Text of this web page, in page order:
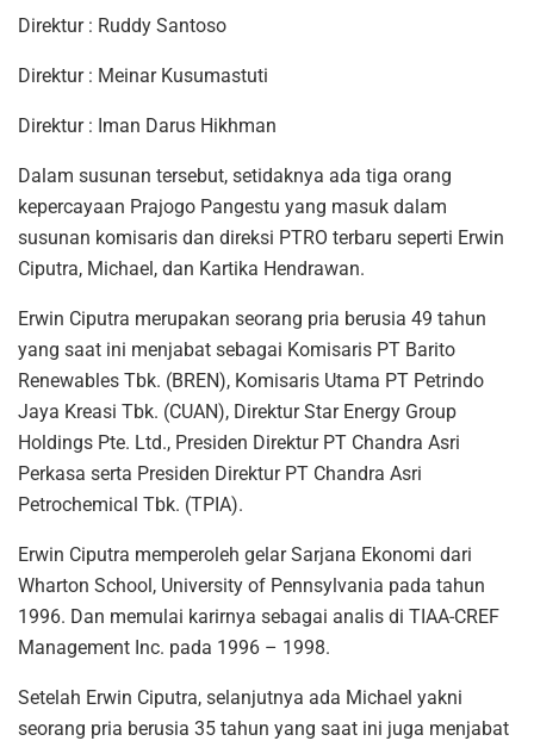
Direktur : Ruddy Santoso
Direktur : Meinar Kusumastuti
Direktur : Iman Darus Hikhman
Dalam susunan tersebut, setidaknya ada tiga orang
kepercayaan Prajogo Pangestu yang masuk dalam
susunan komisaris dan direksi PTRO terbaru seperti Erwin
Ciputra, Michael, dan Kartika Hendrawan.
Erwin Ciputra merupakan seorang pria berusia 49 tahun
yang saat ini menjabat sebagai Komisaris PT Barito
Renewables Tbk. (BREN), Komisaris Utama PT Petrindo
Jaya Kreasi Tbk. (CUAN), Direktur Star Energy Group
Holdings Pte. Ltd., Presiden Direktur PT Chandra Asri
Perkasa serta Presiden Direktur PT Chandra Asri
Petrochemical Tbk. (TPIA).
Erwin Ciputra memperoleh gelar Sarjana Ekonomi dari
Wharton School, University of Pennsylvania pada tahun
1996. Dan memulai karirnya sebagai analis di TIAA-CREF
Management Inc. pada 1996 – 1998.
Setelah Erwin Ciputra, selanjutnya ada Michael yakni
seorang pria berusia 35 tahun yang saat ini juga menjabat